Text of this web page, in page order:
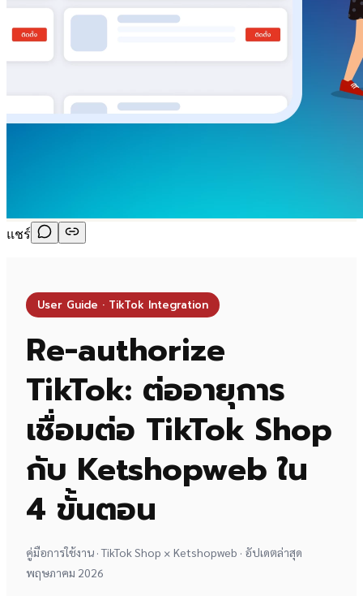
แชร์
User Guide · TikTok Integration
Re-authorize
TikTok: ต่ออายุการ
เชื่อมต่อ TikTok Shop
กับ Ketshopweb ใน
4 ขั้นตอน
คู่มือการใช้งาน · TikTok Shop × Ketshopweb · อัปเดตล่าสุด
พฤษภาคม 2026